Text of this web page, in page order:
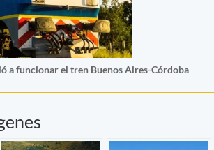
a funcionar el tren Buenos Aires-Córdoba